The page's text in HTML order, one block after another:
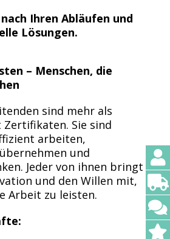
Ihren Abläufen und
Lösungen.
– Menschen, die
sind mehr als
Sie sind
arbeiten,
und
Jeder von ihnen bringt
und den Willen mit,
Arbeit zu leisten.